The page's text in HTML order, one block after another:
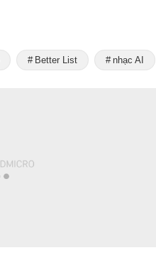
Better List nhạc AI